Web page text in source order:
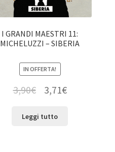
I GRANDI MAESTRI 11:
MICHELUZZI – SIBERIA
IN OFFERTA!
3,90€ 3,71€
Leggi tutto